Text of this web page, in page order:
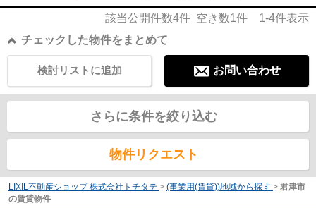
該当公開件数4件 空き数1件 1-4件表示
チェックした物件をまとめて
お問い合わせ
検討リストに追加
さらに条件を絞り込む
物件リクエスト
LIXIL不動産ショップ 株式会社トチタテ > (事業用(賃貸))地域から探す > 君津市
の賃貸物件